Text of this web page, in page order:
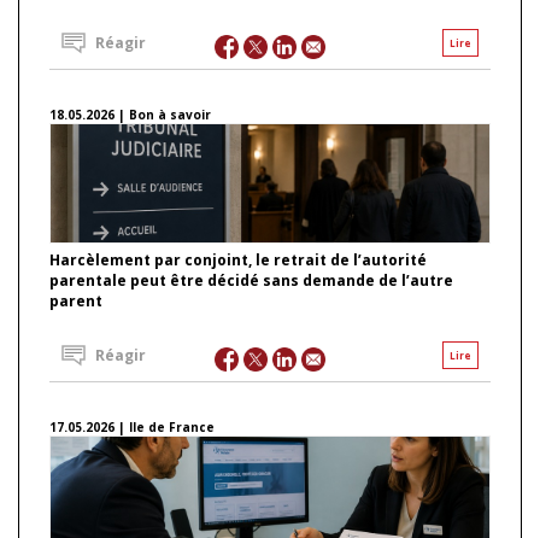
Lire
Réagir
18.05.2026 | Bon à savoir
Harcèlement par conjoint, le retrait de l’autorité
parentale peut être décidé sans demande de l’autre
parent
Lire
Réagir
17.05.2026 | Ile de France